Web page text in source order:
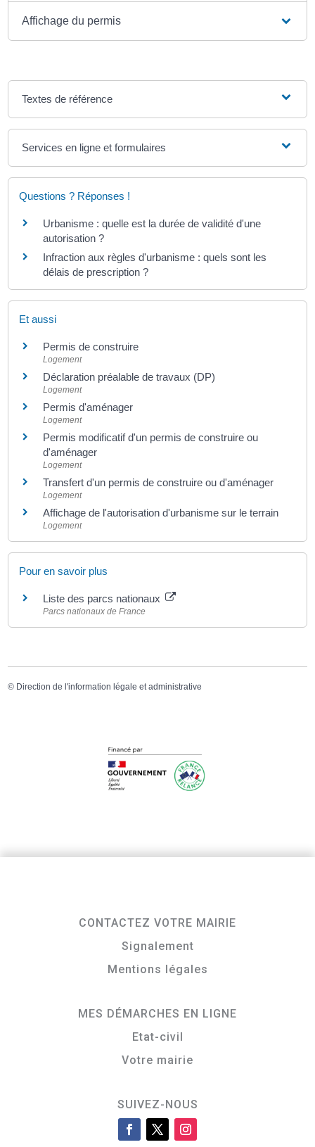
Affichage du permis
Textes de référence
Services en ligne et formulaires
Questions ? Réponses !
Urbanisme : quelle est la durée de validité d'une
autorisation ?
Infraction aux règles d'urbanisme : quels sont les
délais de prescription ?
Et aussi
Permis de construire
Logement
Déclaration préalable de travaux (DP)
Logement
Permis d'aménager
Logement
Permis modificatif d'un permis de construire ou
d'aménager
Logement
Transfert d'un permis de construire ou d'aménager
Logement
Affichage de l'autorisation d'urbanisme sur le terrain
Logement
Pour en savoir plus
Liste des parcs nationaux
Parcs nationaux de France
© Direction de l'information légale et administrative
CONTACTEZ VOTRE MAIRIE
Signalement
Mentions légales
MES DÉMARCHES EN LIGNE
Etat-civil
Votre mairie
SUIVEZ-NOUS